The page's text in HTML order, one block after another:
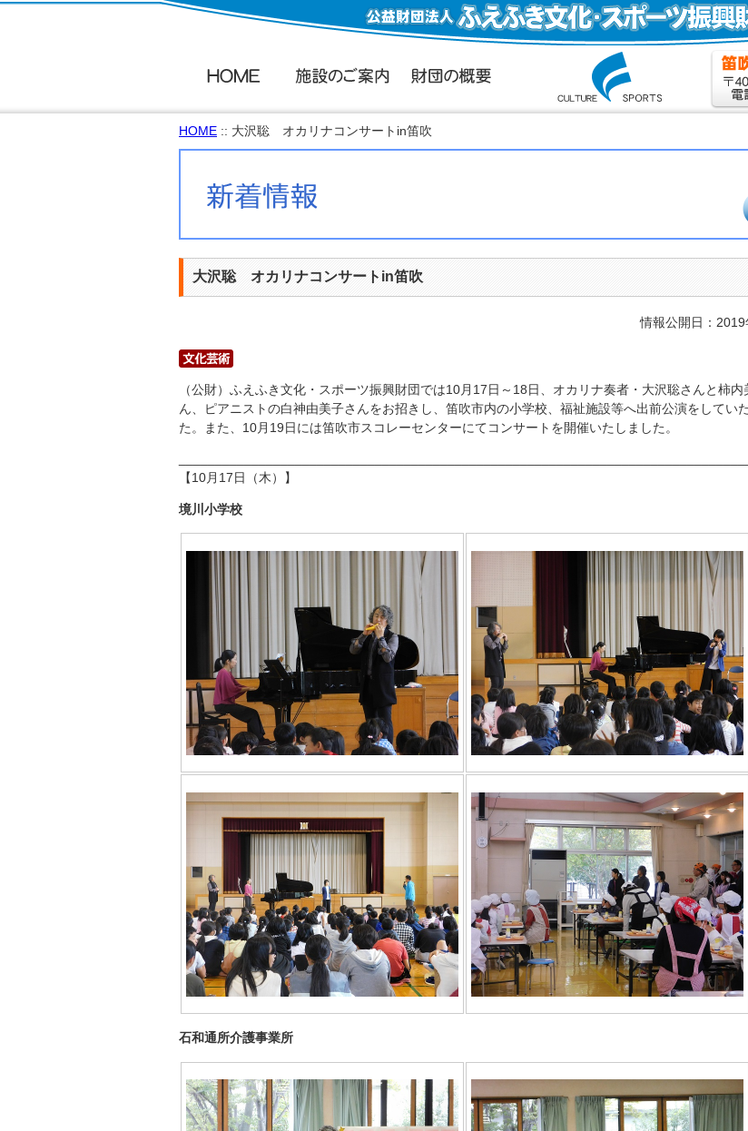
HOME :: 大沢聡 オカリナコンサートin笛吹
大沢聡 オカリナコンサートin笛吹
情報公開日：2019
（公財）ふえふき文化・スポーツ振興財団では10月17日～18日、オカリナ奏者・大沢聡さんと柿内
ん、ピアニストの白神由美子さんをお招きし、笛吹市内の小学校、福祉施設等へ出前公演をしてい
た。また、10月19日には笛吹市スコレーセンターにてコンサートを開催いたしました。
【10月17日（木）】
境川小学校
石和通所介護事業所